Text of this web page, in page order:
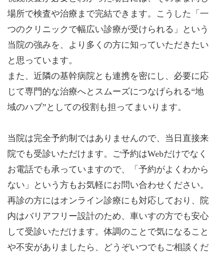
場所で検査や治療まで完結できます。こうした「一
つのクリニックで幅広い診療が受けられる」という
当院の強みを、より多くの方に知っていただきたい
と思っています。
また、近隣の基幹病院とも連携を密にし、必要に応
じて専門的な治療へとスムーズにつなげられる“地
域のハブ”としての役割も担ってまいります。
当院は完全予約制ではありませんので、当日直接来
院でも受診いただけます。ご予約はWebだけでなく
お電話でも承っていますので、「予約がよくわから
ない」という方もお気軽にお問い合わせください。
再診の方にはオンライン診療にも対応しており、院
内はバリアフリー設計のため、車いすの方でも安心
して受診いただけます。体調のことで気になること
や不安がありましたら、どうぞいつでもご相談くだ